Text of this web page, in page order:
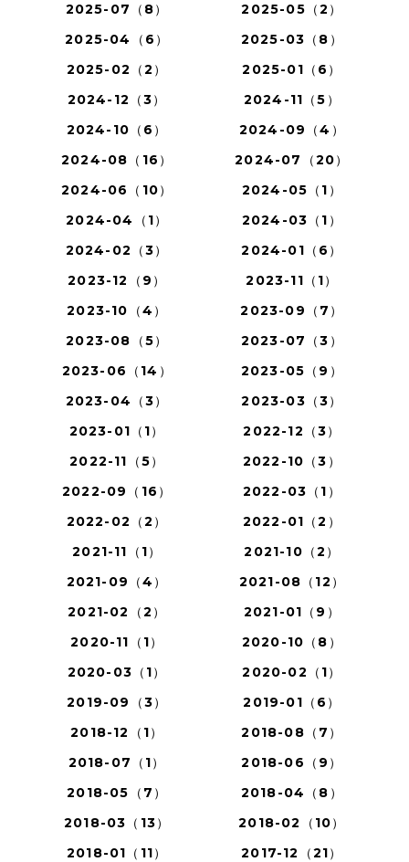
2025-07（8）
2025-05（2）
2025-04（6）
2025-03（8）
2025-02（2）
2025-01（6）
2024-12（3）
2024-11（5）
2024-10（6）
2024-09（4）
2024-08（16）
2024-07（20）
2024-06（10）
2024-05（1）
2024-04（1）
2024-03（1）
2024-02（3）
2024-01（6）
2023-12（9）
2023-11（1）
2023-10（4）
2023-09（7）
2023-08（5）
2023-07（3）
2023-06（14）
2023-05（9）
2023-04（3）
2023-03（3）
2023-01（1）
2022-12（3）
2022-11（5）
2022-10（3）
2022-09（16）
2022-03（1）
2022-02（2）
2022-01（2）
2021-11（1）
2021-10（2）
2021-09（4）
2021-08（12）
2021-02（2）
2021-01（9）
2020-11（1）
2020-10（8）
2020-03（1）
2020-02（1）
2019-09（3）
2019-01（6）
2018-12（1）
2018-08（7）
2018-07（1）
2018-06（9）
2018-05（7）
2018-04（8）
2018-03（13）
2018-02（10）
2018-01（11）
2017-12（21）